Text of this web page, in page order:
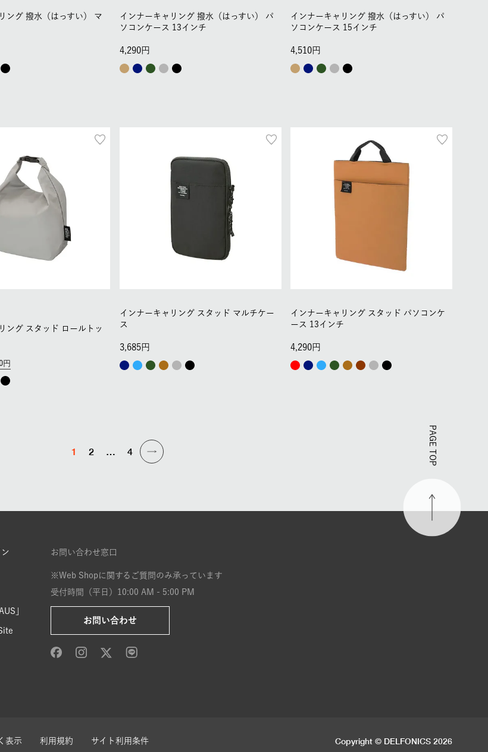
ング 撥水（はっすい） マ
インナーキャリング 撥水（はっすい） パ
ソコンケース 13インチ
4,290
インナーキャリング 撥水（はっすい） パ
ソコンケース 15インチ
4,510
ング スタッド ロールトッ
インナーキャリング スタッド マルチケー
ス
3,685
インナーキャリング スタッド パソコンケ
ース 13インチ
4,290
1 2 4 PAGE TOP
」
お問い合わせ窓口
※Web Shopに関するご質問のみ承っています
受付時間（平日）10:00 AM - 5:00 PM
お問い合わせ
表示 利用規約 サイト利用条件 Copyright © DELFONICS 2026